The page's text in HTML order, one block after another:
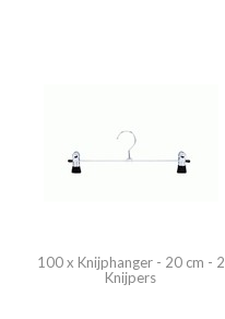
100 x Knijphanger - 20 cm - 2
Knijpers